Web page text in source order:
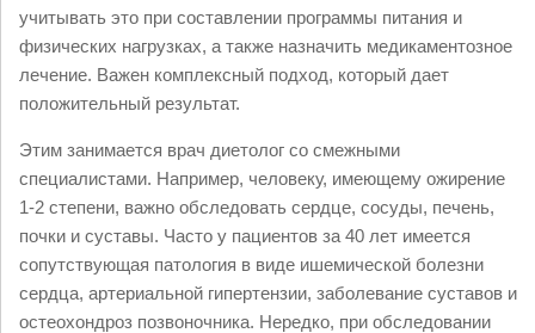
учитывать это при составлении программы питания и
физических нагрузках, а также назначить медикаментозное
лечение. Важен комплексный подход, который дает
положительный результат.
Этим занимается врач диетолог со смежными
специалистами. Например, человеку, имеющему ожирение
1-2 степени, важно обследовать сердце, сосуды, печень,
почки и суставы. Часто у пациентов за 40 лет имеется
сопутствующая патология в виде ишемической болезни
сердца, артериальной гипертензии, заболевание суставов и
остеохондроз позвоночника. Нередко, при обследовании